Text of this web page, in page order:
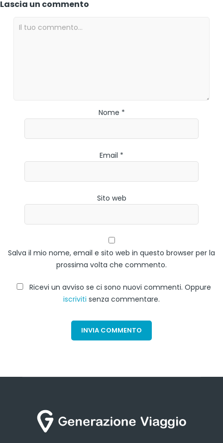
Lascia un commento
Nome *
Email *
Sito web
Salva il mio nome, email e sito web in questo browser per la
prossima volta che commento.
Ricevi un avviso se ci sono nuovi commenti. Oppure
iscriviti senza commentare.